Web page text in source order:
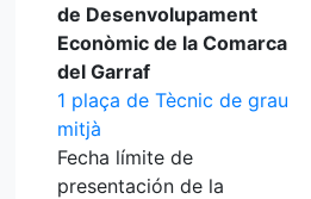
de Desenvolupament
Econòmic de la Comarca
del Garraf
1 plaça de Tècnic de grau
mitjà
Fecha límite de
presentación de la